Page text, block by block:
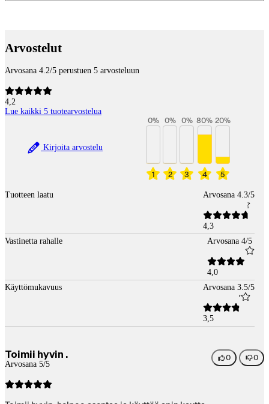
Arvostelut
Arvosana 4.2/5 perustuen 5 arvosteluun
4,2
Lue kaikki 5 tuotearvostelua
Kirjoita arvostelu
1
0%
2
0%
3
0%
4
80%
5
20%
Tuotteen laatu Arvosana 4.3/5
4,3
Vastinetta rahalle
Arvosana 4/5
4,0
Käyttömukavuus
Arvosana 3.5/5
3,5
Toimii hyvin .
Arvosana 5/5
0 0